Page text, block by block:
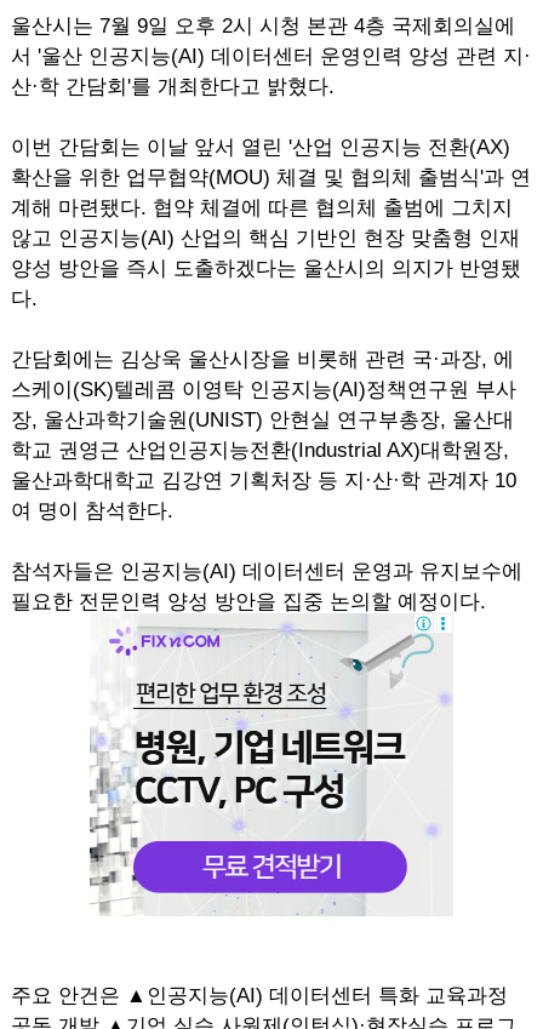
울산시는 7월 9일 오후 2시 시청 본관 4층 국제회의실에
서 '울산 인공지능(AI) 데이터센터 운영인력 양성 관련 지·
산·학 간담회'를 개최한다고 밝혔다.
이번 간담회는 이날 앞서 열린 '산업 인공지능 전환(AX)
확산을 위한 업무협약(MOU) 체결 및 협의체 출범식'과 연
계해 마련됐다. 협약 체결에 따른 협의체 출범에 그치지
않고 인공지능(AI) 산업의 핵심 기반인 현장 맞춤형 인재
양성 방안을 즉시 도출하겠다는 울산시의 의지가 반영됐
다.
간담회에는 김상욱 울산시장을 비롯해 관련 국·과장, 에
스케이(SK)텔레콤 이영탁 인공지능(AI)정책연구원 부사
장, 울산과학기술원(UNIST) 안현실 연구부총장, 울산대
학교 권영근 산업인공지능전환(Industrial AX)대학원장,
울산과학대학교 김강연 기획처장 등 지·산·학 관계자 10
여 명이 참석한다.
참석자들은 인공지능(AI) 데이터센터 운영과 유지보수에
필요한 전문인력 양성 방안을 집중 논의할 예정이다.
주요 안건은 ▲인공지능(AI) 데이터센터 특화 교육과정